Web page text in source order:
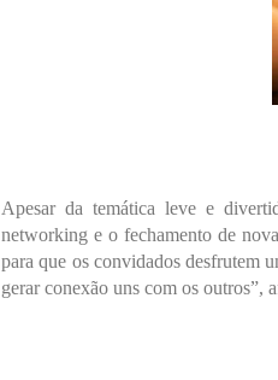
Apesar da temática leve e
networking e o fechamento de
para que os convidados desfrutem
gerar conexão uns com os